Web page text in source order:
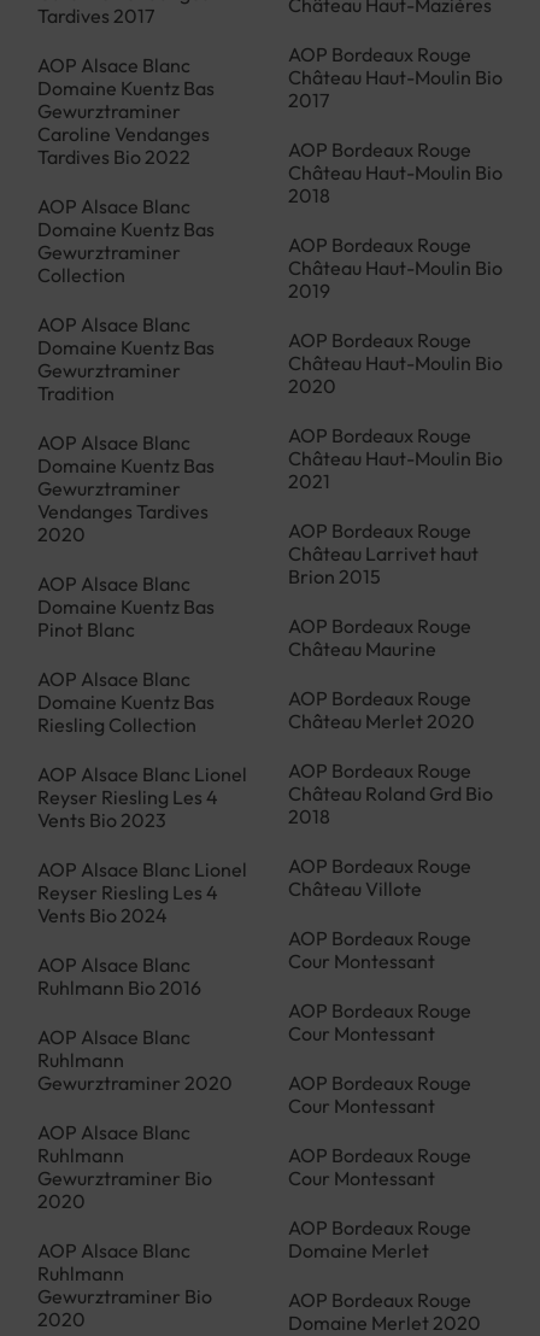
Tardives 2017
AOP Alsace Blanc
Domaine Kuentz Bas
Gewurztraminer
Caroline Vendanges
Tardives Bio 2022
AOP Alsace Blanc
Domaine Kuentz Bas
Gewurztraminer
Collection
AOP Alsace Blanc
Domaine Kuentz Bas
Gewurztraminer
Tradition
AOP Alsace Blanc
Domaine Kuentz Bas
Gewurztraminer
Vendanges Tardives
2020
AOP Alsace Blanc
Domaine Kuentz Bas
Pinot Blanc
AOP Alsace Blanc
Domaine Kuentz Bas
Riesling Collection
AOP Alsace Blanc Lionel
Reyser Riesling Les 4
Vents Bio 2023
AOP Alsace Blanc Lionel
Reyser Riesling Les 4
Vents Bio 2024
AOP Alsace Blanc
Ruhlmann Bio 2016
AOP Alsace Blanc
Ruhlmann
Gewurztraminer 2020
AOP Alsace Blanc
Ruhlmann
Gewurztraminer Bio
2020
AOP Alsace Blanc
Ruhlmann
Gewurztraminer Bio
2020
Château Haut-Mazières
AOP Bordeaux Rouge
Château Haut-Moulin Bio
2017
AOP Bordeaux Rouge
Château Haut-Moulin Bio
2018
AOP Bordeaux Rouge
Château Haut-Moulin Bio
2019
AOP Bordeaux Rouge
Château Haut-Moulin Bio
2020
AOP Bordeaux Rouge
Château Haut-Moulin Bio
2021
AOP Bordeaux Rouge
Château Larrivet haut
Brion 2015
AOP Bordeaux Rouge
Château Maurine
AOP Bordeaux Rouge
Château Merlet 2020
AOP Bordeaux Rouge
Château Roland Grd Bio
2018
AOP Bordeaux Rouge
Château Villote
AOP Bordeaux Rouge
Cour Montessant
AOP Bordeaux Rouge
Cour Montessant
AOP Bordeaux Rouge
Cour Montessant
AOP Bordeaux Rouge
Cour Montessant
AOP Bordeaux Rouge
Domaine Merlet
AOP Bordeaux Rouge
Domaine Merlet 2020